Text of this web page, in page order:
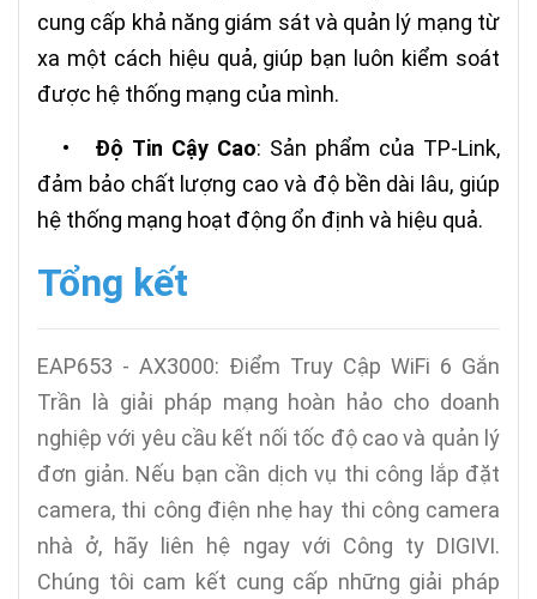
cung cấp khả năng giám sát và quản lý mạng từ
xa một cách hiệu quả, giúp bạn luôn kiểm soát
được hệ thống mạng của mình.
• Độ Tin Cậy Cao: Sản phẩm của TP-Link,
đảm bảo chất lượng cao và độ bền dài lâu, giúp
hệ thống mạng hoạt động ổn định và hiệu quả.
Tổng kết
EAP653 - AX3000: Điểm Truy Cập WiFi 6 Gắn
Trần là giải pháp mạng hoàn hảo cho doanh
nghiệp với yêu cầu kết nối tốc độ cao và quản lý
đơn giản. Nếu bạn cần dịch vụ thi công lắp đặt
camera, thi công điện nhẹ hay thi công camera
nhà ở, hãy liên hệ ngay với Công ty DIGIVI.
Chúng tôi cam kết cung cấp những giải pháp